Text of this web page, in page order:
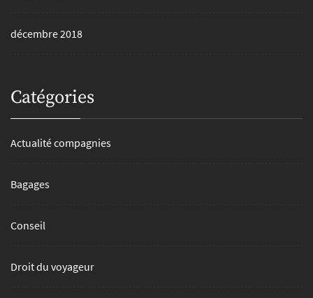
décembre 2018
Catégories
Actualité compagnies
Bagages
Conseil
Droit du voyageur